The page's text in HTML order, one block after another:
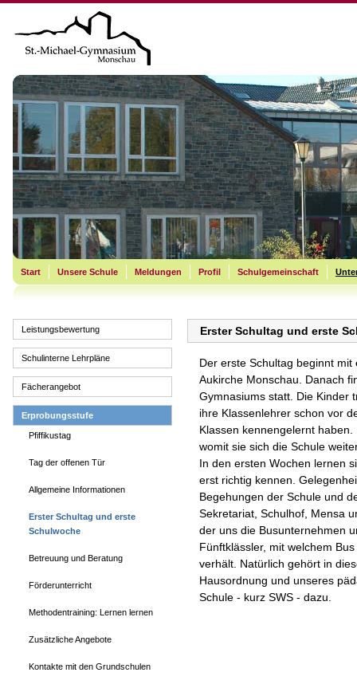
Erster Schultag und erste
Der erste Schultag beginnt
Aukirche Monschau. Danach
Gymnasiums statt. Die Kinder
ihre Klassenlehrer schon vor
Klassen kennengelernt
womit sie sich die Schule
In den ersten Wochen lernen
erst richtig kennen.
Begehungen der Schule und
Sekretariat, Schulhof, Mensa
der uns die Busunternehmen
Fünftklässler, mit welchem
verhält. Natürlich gehört in
Hausordnung und unseres
Schule - kurz SWS - dazu.
Leistungsbewertung
Schulinterne Lehrpläne
Fächerangebot
Erprobungsstufe
Pfiffikustag
Tag der offenen Tür
Allgemeine Informationen
Erster Schultag und erste
Schulwoche
Betreuung und Beratung
Förderunterricht
Methodentraining: Lernen lernen
Zusätzliche Angebote
Kontakte mit den Grundschulen
Start Unsere Schule Meldungen Profil Schulgemeinschaft